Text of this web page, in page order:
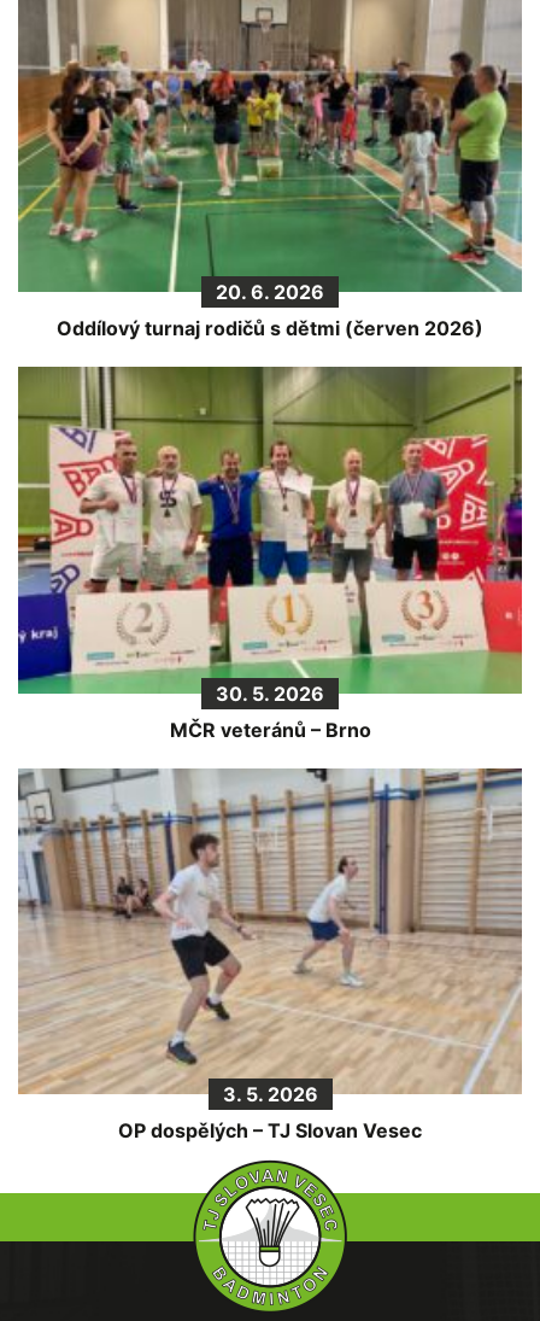
20. 6. 2026
Oddílový turnaj rodičů s dětmi (červen 2026)
30. 5. 2026
MČR veteránů – Brno
3. 5. 2026
OP dospělých – TJ Slovan Vesec